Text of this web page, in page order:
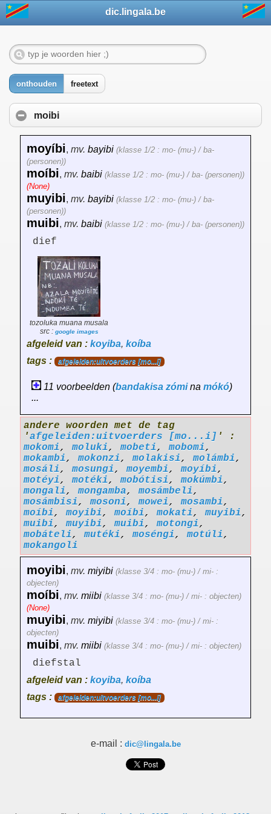
dic.lingala.be
onthouden freetext
moibi
moyíbi, mv. bayibi (klasse 1/2 : mo- (mu-) / ba-
(personen))
moíbi, mv. baibi (klasse 1/2 : mo- (mu-) / ba- (personen))
(None)
muyibi, mv. bayibi (klasse 1/2 : mo- (mu-) / ba-
(personen))
muibi, mv. baibi (klasse 1/2 : mo- (mu-) / ba- (personen))
dief
tozoluka muana musala
src : google images
afgeleid van : koyiba, koíba
tags :
afgeleiden:uitvoerders [mo...i]
11 voorbeelden (bandakisa zómina mókó)
...
andere woorden met de tag
'afgeleiden:uitvoerders [mo...i] ' :
mokomi,moluki,mobeti,mobomi,
mokambi,mokonzi,molakisi,molámbi,
mosáli,mosungi,moyembi,moyíbi,
motéyi,motéki,mobótisi,mokúmbi,
mongali,mongamba,mosámbeli,
mosámbisi,mosoni,mowei,mosambi,
moíbi,moyibi,moíbi,mokati,muyibi,
muibi,muyibi,muibi,motongi,
mobáteli,mutéki,moséngi,motúli,
mokangoli
moyibi, mv. miyibi (klasse 3/4 : mo- (mu-) / mi- :
objecten)
moíbi, mv. miibi (klasse 3/4 : mo- (mu-) / mi- : objecten)
(None)
muyibi, mv. miyibi (klasse 3/4 : mo- (mu-) / mi- :
objecten)
muibi, mv. miibi (klasse 3/4 : mo- (mu-) / mi- : objecten)
diefstal
afgeleid van : koyiba, koíba
tags :
afgeleiden:uitvoerders [mo...i]
e-mail : dic@lingala.be